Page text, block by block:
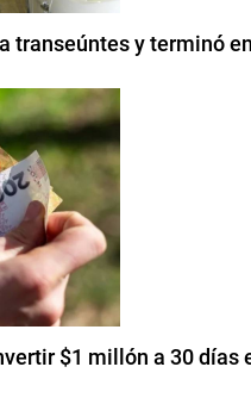
transeúntes y terminó
$1 millón a 30 días